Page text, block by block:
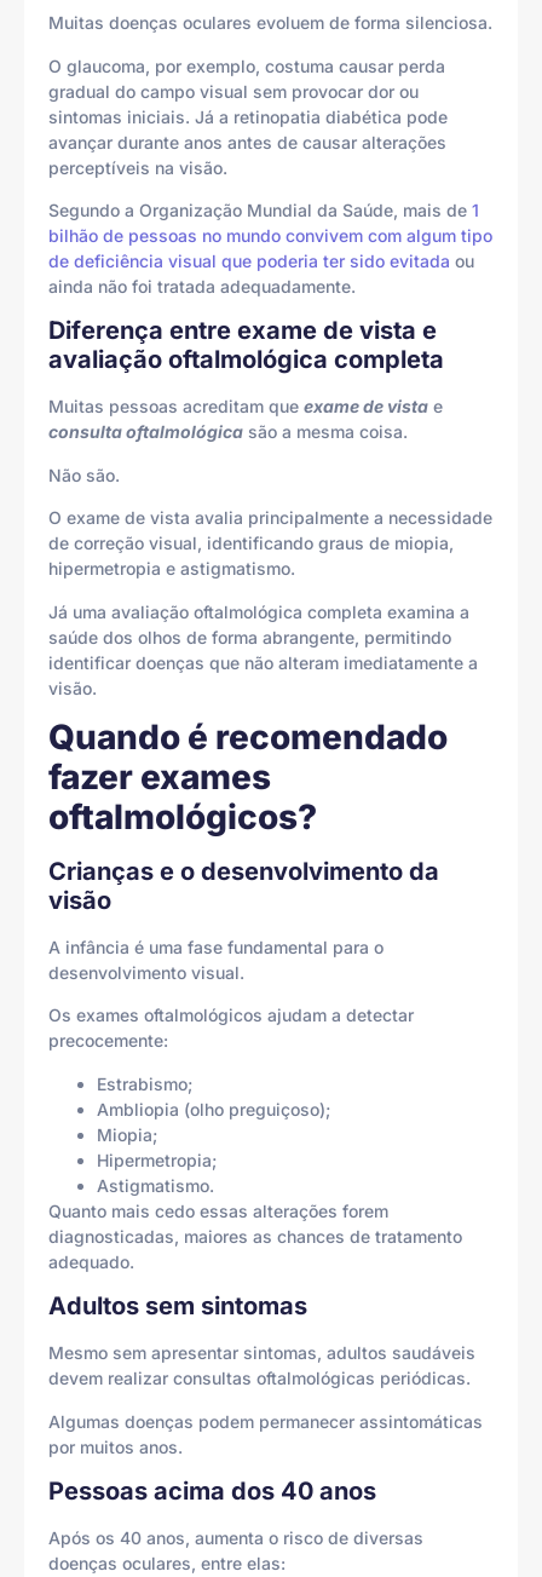
Muitas doenças oculares evoluem de forma silenciosa.
O glaucoma, por exemplo, costuma causar perda
gradual do campo visual sem provocar dor ou
sintomas iniciais. Já a retinopatia diabética pode
avançar durante anos antes de causar alterações
perceptíveis na visão.
Segundo a Organização Mundial da Saúde, mais de 1
bilhão de pessoas no mundo convivem com algum tipo
de deficiência visual que poderia ter sido evitada ou
ainda não foi tratada adequadamente.
Diferença entre exame de vista e
avaliação oftalmológica completa
Muitas pessoas acreditam que exame de vista e
consulta oftalmológica são a mesma coisa.
Não são.
O exame de vista avalia principalmente a necessidade
de correção visual, identificando graus de miopia,
hipermetropia e astigmatismo.
Já uma avaliação oftalmológica completa examina a
saúde dos olhos de forma abrangente, permitindo
identificar doenças que não alteram imediatamente a
visão.
Quando é recomendado
fazer exames
oftalmológicos?
Crianças e o desenvolvimento da
visão
A infância é uma fase fundamental para o
desenvolvimento visual.
Os exames oftalmológicos ajudam a detectar
precocemente:
Estrabismo;
Ambliopia (olho preguiçoso);
Miopia;
Hipermetropia;
Astigmatismo.
Quanto mais cedo essas alterações forem
diagnosticadas, maiores as chances de tratamento
adequado.
Adultos sem sintomas
Mesmo sem apresentar sintomas, adultos saudáveis
devem realizar consultas oftalmológicas periódicas.
Algumas doenças podem permanecer assintomáticas
por muitos anos.
Pessoas acima dos 40 anos
Após os 40 anos, aumenta o risco de diversas
doenças oculares, entre elas: